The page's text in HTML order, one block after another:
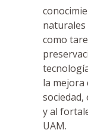
naturales
como
la mejora
y al
UAM.